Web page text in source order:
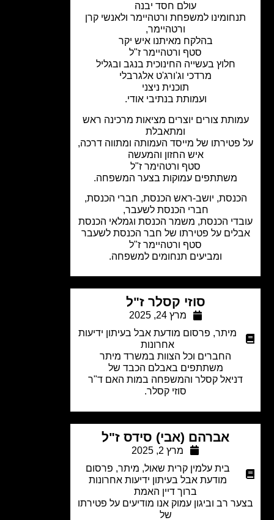
עולם חסד יבנה
למשפחת ורטהיימר ולאנשי קרן
ורטהיימר,
בהלקח מאיתנו איש יקר
סטף ורטהיימר ז"ל
חלוץ בעשייה החינוכית בנגב ובגליל
מרדכי וג'ורג'ט אלגרבלי
תוכנית ניצני
ועמותת בנתיבי אודי.
צורים יוצרים מציאות מרכינה ראש
ומתאבלת
של מייסד העמותה ומתווה דרכה,
איש החזון והמעשה
סטף ורטהימר ז"ל
משתתפים עמוקות בצער המשפחה.
יושב-ראש הכנסת, חברי הכנסת,
חברי הכנסת לשעבר,
הכנסת, משמר הכנסת וגמלאי הכנסת
על פטירתו של חבר הכנסת לשעבר
סטף ורטהיימר ז"ל
ומביעים תנחומים למשפחה.
סוזי קסלר ז"ל
מרץ 24, 2025
מיתר,
פרסום מודעת אבל בעיתון ידיעות
אחרונות
החברים וכל הצוות במשרד מיתר
משתתפים באבלם הכבד של
קסלר והמשפחה במות האם ד"ר
סוזי קסלר.
אברהם (אבי) סידס ז"ל
מרץ 2, 2025
בית עלמין קרית שאול,מיתר,פרסום
מודעת אבל בעיתון ידיעות אחרונות
ברוך דיין האמת
רב וביגון עמוק אנו מודיעים על פטירתו